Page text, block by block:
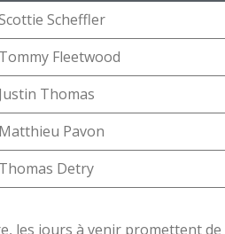
Scheffler
Tommy Fleetwood
Justin Thomas
Matthieu Pavon
Thomas Detry
les jours à venir promettent